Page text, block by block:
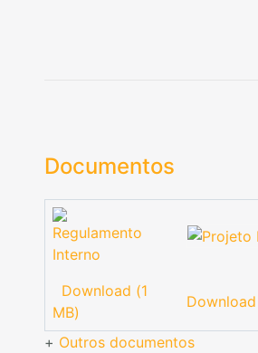
Documentos
Download (1
MB)
Download
+ Outros documentos